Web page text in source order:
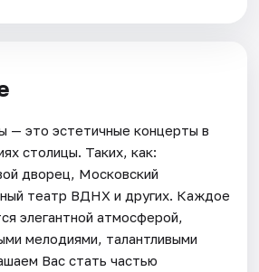
— это эстетичные концерты в
столицы. Таких, как:
дворец, Московский
театр ВДНХ и других. Каждое
элегантной атмосферой,
мелодиями, талантливыми
Вас стать частью